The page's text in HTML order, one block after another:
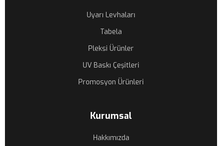
Uyarı Levhaları
Tabela
Pleksi Ürünler
UV Baskı Çeşitleri
Promosyon Ürünleri
Kurumsal
Hakkımızda